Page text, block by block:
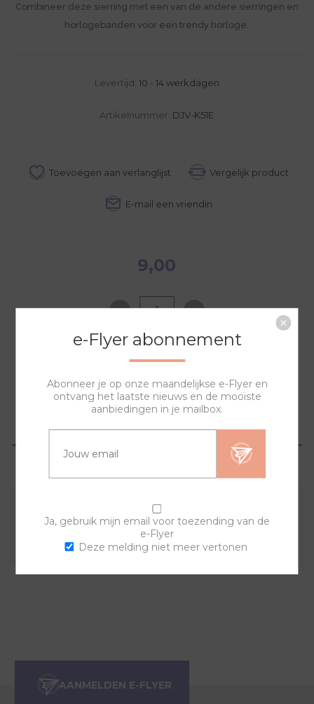
Combineer deze sierring met een van de andere sierringen en
horlogebanden voor een trendy horloge.
Levertijd: 10 - 14 werkdagen
Artikelnummer: DJV-K51E
9,00
NAAR WINKELWAGEN
Combineer deze sierring met een van de andere
sierringen en horlogebanden voor een trendy horloge.
e-Flyer abonnement
Abonneer je op onze maandelijkse e-Flyer en
ontvang het laatste nieuws en de mooiste
aanbiedingen in je mailbox.
Ja, gebruik mijn email voor toezending van de
e-Flyer
Deze melding niet meer vertonen